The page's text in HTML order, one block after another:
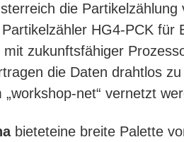
die
HG4-PCK für
mit zukunftsfähiger
die Daten drahtlos
„workshop-net“ vernetzt
bieteteine breite Palette